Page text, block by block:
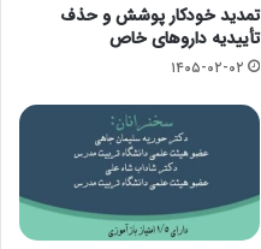
تمدید خودکار پوشش و حذف
تأییدیه داروهای خاص
۱۴۰۵-۰۲-۰۲